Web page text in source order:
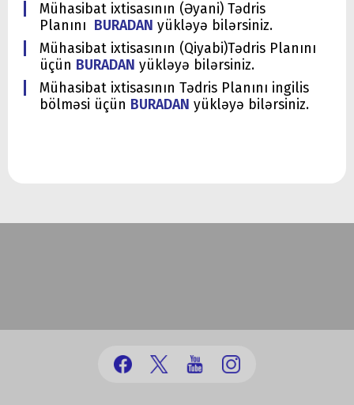
Mühasibat ixtisasının (Əyani) Tədris
Planını
BURADAN yükləyə bilərsiniz.
Mühasibat ixtisasının (Qiyabi)Tədris Planını
üçün BURADAN yükləyə bilərsiniz.
Mühasibat ixtisasının Tədris Planını ingilis
bölməsi üçün BURADAN yükləyə bilərsiniz.